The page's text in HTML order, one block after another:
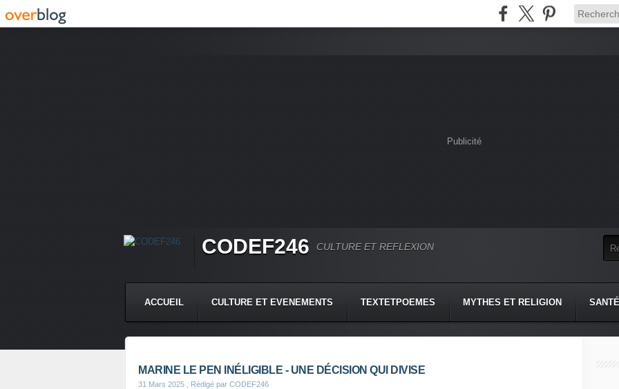
Publicité
CODEF246 CULTURE ET REFLEXION
ACCUEIL CULTURE ET EVENEMENTS TEXTETPOEMES MYTHES ET RELIGION
MARINE LE PEN INÉLIGIBLE - UNE DÉCISION QUI DIVISE
31 Mars 2025 , Rédigé par CODEF246